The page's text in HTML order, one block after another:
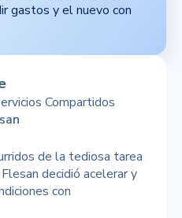
gastos y el nuevo con
Compartidos
de la tediosa tarea
decidió acelerar y
con